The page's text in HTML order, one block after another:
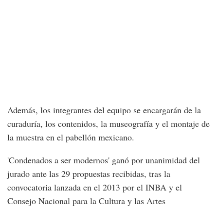
Además, los integrantes del equipo se encargarán de la
curaduría, los contenidos, la museografía y el montaje de
la muestra en el pabellón mexicano.
'Condenados a ser modernos' ganó por unanimidad del
jurado ante las 29 propuestas recibidas, tras la
convocatoria lanzada en el 2013 por el INBA y el
Consejo Nacional para la Cultura y las Artes